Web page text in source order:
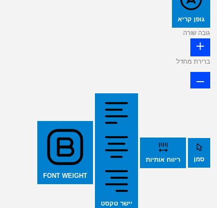
גופן קריא
גובה שורה
ברירת מחדל
סמן ריווח אותיות
יישר טקסט
FONT WEIGHT